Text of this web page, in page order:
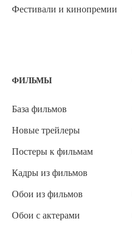
Фестивали и кинопремии
ФИЛЬМЫ
База фильмов
Новые трейлеры
Постеры к фильмам
Кадры из фильмов
Обои из фильмов
Обои с актерами